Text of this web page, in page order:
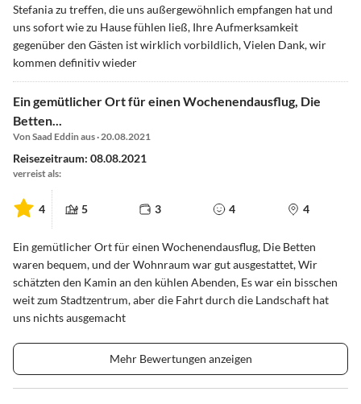
Stefania zu treffen, die uns außergewöhnlich empfangen hat und
uns sofort wie zu Hause fühlen ließ, Ihre Aufmerksamkeit
gegenüber den Gästen ist wirklich vorbildlich, Vielen Dank, wir
kommen definitiv wieder
Ein gemütlicher Ort für einen Wochenendausflug, Die
Betten...
Von Saad Eddin aus · 20.08.2021
Reisezeitraum: 08.08.2021
verreist als:
4 5 3 4 4
Ein gemütlicher Ort für einen Wochenendausflug, Die Betten
waren bequem, und der Wohnraum war gut ausgestattet, Wir
schätzten den Kamin an den kühlen Abenden, Es war ein bisschen
weit zum Stadtzentrum, aber die Fahrt durch die Landschaft hat
uns nichts ausgemacht
Mehr Bewertungen anzeigen